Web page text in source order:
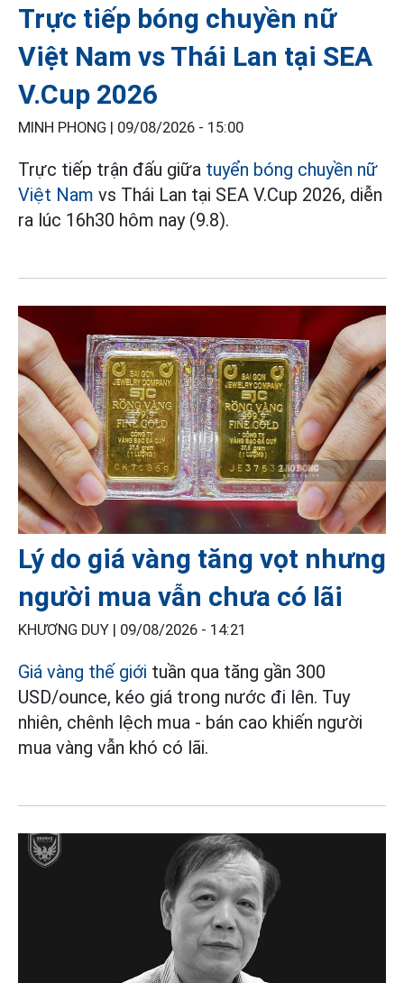
Trực tiếp bóng chuyền nữ
Việt Nam vs Thái Lan tại SEA
V.Cup 2026
MINH PHONG | 09/08/2026 - 15:00
Trực tiếp trận đấu giữa tuyển bóng chuyền nữ
Việt Nam vs Thái Lan tại SEA V.Cup 2026, diễn
ra lúc 16h30 hôm nay (9.8).
Lý do giá vàng tăng vọt nhưng
người mua vẫn chưa có lãi
KHƯƠNG DUY | 09/08/2026 - 14:21
Giá vàng thế giới tuần qua tăng gần 300
USD/ounce, kéo giá trong nước đi lên. Tuy
nhiên, chênh lệch mua - bán cao khiến người
mua vàng vẫn khó có lãi.